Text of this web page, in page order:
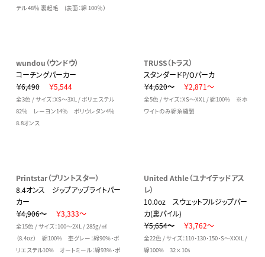
テル 48％ 裏起毛 (表面：綿 100％）
wundou（ウンドウ）
コーチングパーカー
￥6,490
￥5,544
全3色 / サイズ：XS～3XL / ポリエステル
82％ レーヨン14％ ポリウレタン4％
8.8オンス
TRUSS（トラス）
スタンダードP/Oパーカ
￥4,620～
￥2,871～
全5色 / サイズ：XS～XXL / 綿100% ※ホ
ワイトのみ綿糸縫製
Printstar（プリントスター）
8.4オンス ジップアップライトパー
カー
￥4,906～
￥3,333～
全15色 / サイズ：100～2XL / 285g/㎡
（8.4oz） 綿100% 杢グレー：綿90%・ポ
リエステル10% オートミール：綿93%・ポ
United Athle（ユナイテッドアス
レ）
10.0oz スウェットフルジップパー
カ(裏パイル)
￥5,654～
￥3,762～
全22色 / サイズ：110・130・150・S～XXXL /
綿100% 32×10s